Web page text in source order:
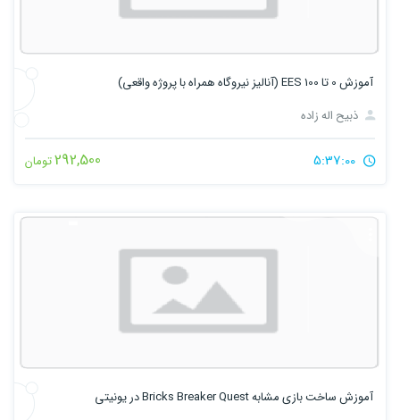
آموزش 0 تا 100 EES (آنالیز نیروگاه همراه با پروژه واقعی)
ذبیح اله زاده
292,500تومان
آموزش ساخت بازی مشابه Bricks Breaker Quest در یونیتی